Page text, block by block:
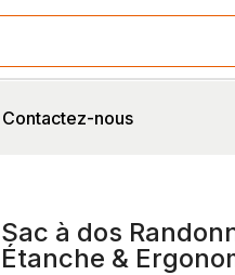
Contactez-nous
Sac à dos
Étanche &